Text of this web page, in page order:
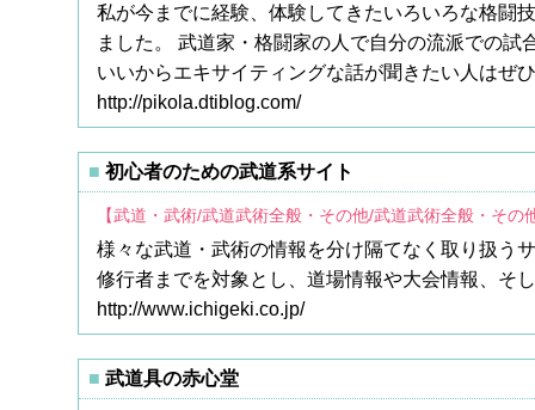
私が今までに経験、体験してきたいろいろな格闘
ました。 武道家・格闘家の人で自分の流派での
いいからエキサイティングな話が聞きたい人はぜ
http://pikola.dtiblog.com/
初心者のための武道系サイト
【武道・武術/武道武術全般・その他/武道武術全般・その
様々な武道・武術の情報を分け隔てなく取り扱う
修行者までを対象とし、道場情報や大会情報、そ
http://www.ichigeki.co.jp/
武道具の赤心堂